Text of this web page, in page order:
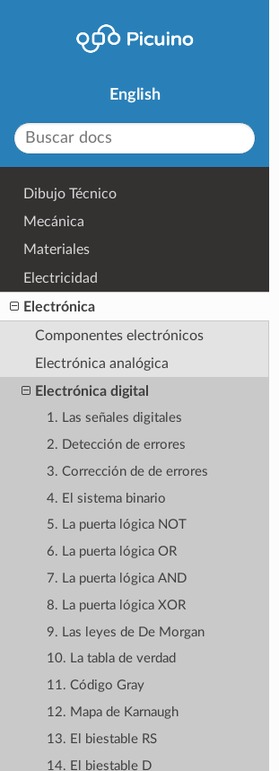
English
Dibujo Técnico
Mecánica
Materiales
Electricidad
Electrónica
Componentes electrónicos
Electrónica analógica
Electrónica digital
1. Las señales digitales
2. Detección de errores
3. Corrección de de errores
4. El sistema binario
5. La puerta lógica NOT
6. La puerta lógica OR
7. La puerta lógica AND
8. La puerta lógica XOR
9. Las leyes de De Morgan
10. La tabla de verdad
11. Código Gray
12. Mapa de Karnaugh
13. El biestable RS
14. El biestable D